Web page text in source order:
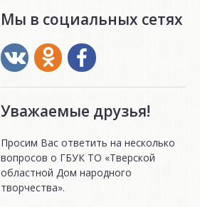
Мы в социальных сетях
Уважаемые друзья!
Просим Вас ответить на несколько
вопросов о ГБУК ТО «Тверской
областной Дом народного
творчества».